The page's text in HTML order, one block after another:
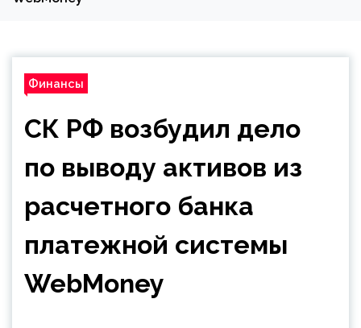
Финансы
СК РФ возбудил дело
по выводу активов из
расчетного банка
платежной системы
WebMoney